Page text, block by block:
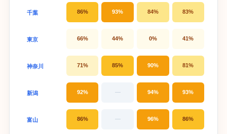
千葉 86% 93% 84% 83%
東京 66% 44% 0% 41%
神奈川 71% 85% 90% 81%
新潟 92% — 94% 93%
富山 86% — 96% 86%